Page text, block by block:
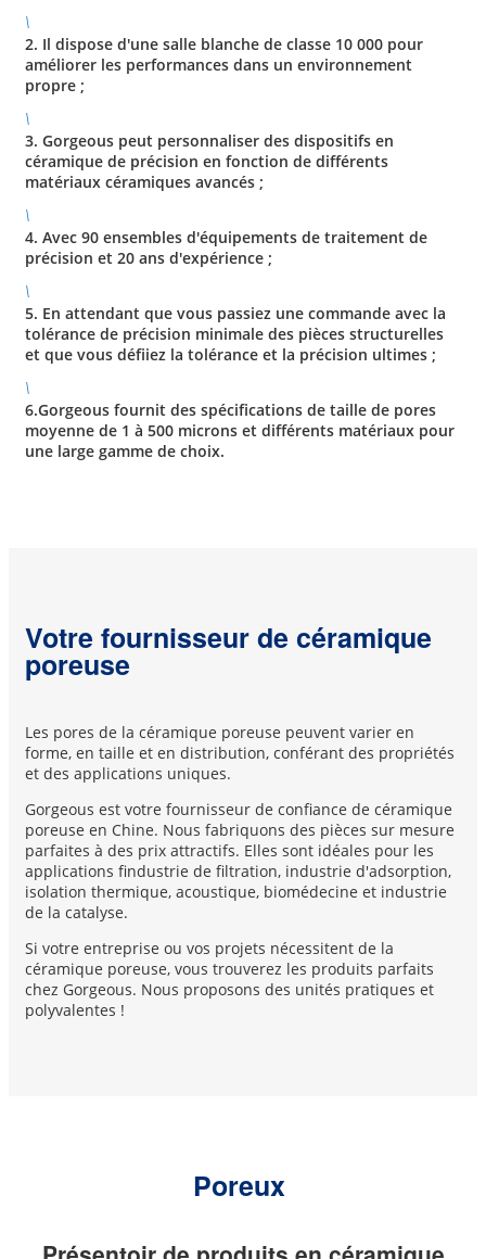
\
2. Il dispose d'une salle blanche de classe 10 000 pour
améliorer les performances dans un environnement
propre ;
\
3. Gorgeous peut personnaliser des dispositifs en
céramique de précision en fonction de différents
matériaux céramiques avancés ;
\
4. Avec 90 ensembles d'équipements de traitement de
précision et 20 ans d'expérience ;
\
5. En attendant que vous passiez une commande avec la
tolérance de précision minimale des pièces structurelles
et que vous défiiez la tolérance et la précision ultimes ;
\
6.Gorgeous fournit des spécifications de taille de pores
moyenne de 1 à 500 microns et différents matériaux pour
une large gamme de choix.
Votre fournisseur de céramique
poreuse
Les pores de la céramique poreuse peuvent varier en
forme, en taille et en distribution, conférant des propriétés
et des applications uniques.
Gorgeous est votre fournisseur de confiance de céramique
poreuse en Chine. Nous fabriquons des pièces sur mesure
parfaites à des prix attractifs. Elles sont idéales pour les
applications findustrie de filtration, industrie d'adsorption,
isolation thermique, acoustique, biomédecine et industrie
de la catalyse.
Si votre entreprise ou vos projets nécessitent de la
céramique poreuse, vous trouverez les produits parfaits
chez Gorgeous. Nous proposons des unités pratiques et
polyvalentes !
Poreux